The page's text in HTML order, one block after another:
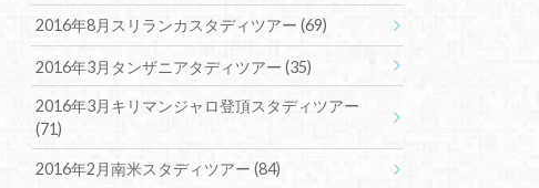
2016年8月スリランカスタディツアー(69)
2016年3月タンザニアタディツアー(35)
2016年3月キリマンジャロ登頂スタディツアー
(71)
2016年2月南米スタディツアー(84)